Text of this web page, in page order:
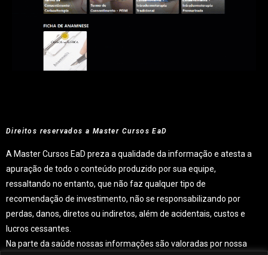
Direitos reservados a Master Cursos EaD
A Master Cursos EaD preza a qualidade da informação e atesta a
apuração de todo o conteúdo produzido por sua equipe,
ressaltando no entanto, que não faz qualquer tipo de
recomendação de investimento, não se responsabilizando por
perdas, danos, diretos ou indiretos, além de acidentais, custos e
lucros cessantes.
Na parte da saúde nossas informações são valoradas por nossa